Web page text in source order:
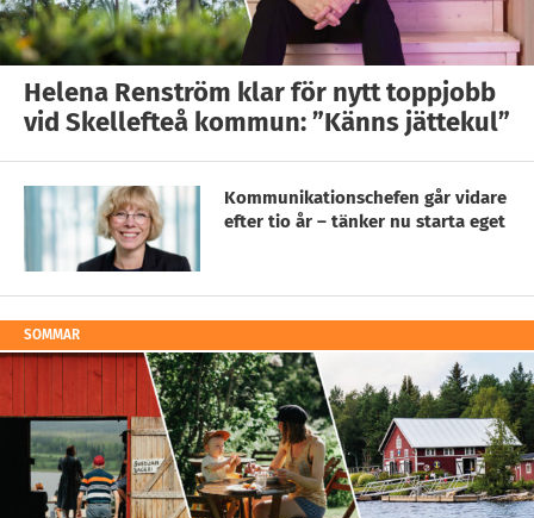
Helena Renström klar för nytt toppjobb
vid Skellefteå kommun: ”Känns jättekul”
Kommunikationschefen går vidare
efter tio år – tänker nu starta eget
SOMMAR